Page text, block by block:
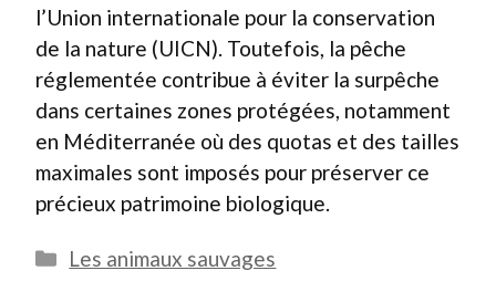
l’Union internationale pour la conservation
de la nature (UICN). Toutefois, la pêche
réglementée contribue à éviter la surpêche
dans certaines zones protégées, notamment
en Méditerranée où des quotas et des tailles
maximales sont imposés pour préserver ce
précieux patrimoine biologique.
Catégories
Les animaux sauvages